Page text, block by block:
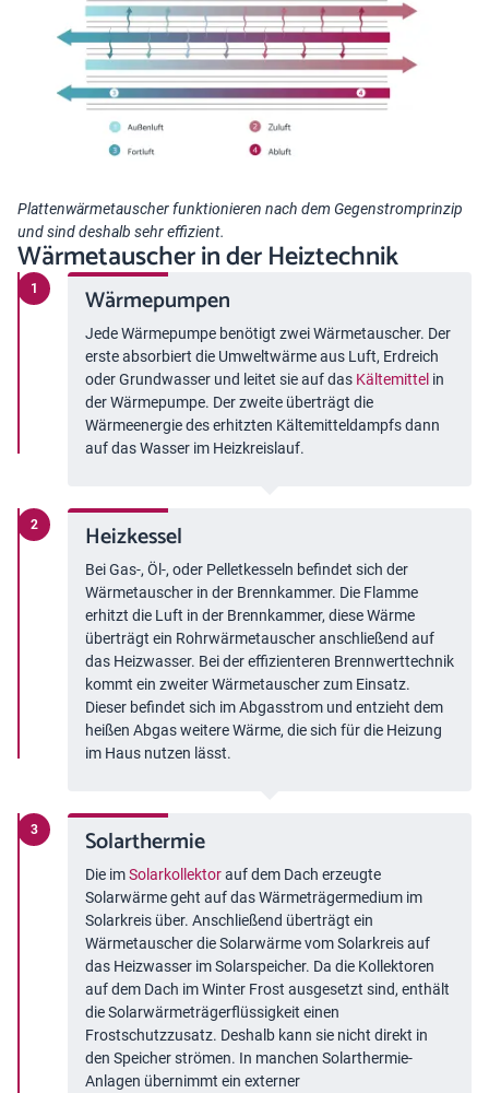
Plattenwärmetauscher funktionieren nach dem Gegenstromprinzip
und sind deshalb sehr effizient.
Wärmetauscher in der Heiztechnik
Wärmepumpen
Jede Wärmepumpe benötigt zwei Wärmetauscher. Der
erste absorbiert die Umweltwärme aus Luft, Erdreich
oder Grundwasser und leitet sie auf das Kältemittel in
der Wärmepumpe. Der zweite überträgt die
Wärmeenergie des erhitzten Kältemitteldampfs dann
auf das Wasser im Heizkreislauf.
Heizkessel
Bei Gas-, Öl-, oder Pelletkesseln befindet sich der
Wärmetauscher in der Brennkammer. Die Flamme
erhitzt die Luft in der Brennkammer, diese Wärme
überträgt ein Rohrwärmetauscher anschließend auf
das Heizwasser. Bei der effizienteren Brennwerttechnik
kommt ein zweiter Wärmetauscher zum Einsatz.
Dieser befindet sich im Abgasstrom und entzieht dem
heißen Abgas weitere Wärme, die sich für die Heizung
im Haus nutzen lässt.
Solarthermie
Die imSolarkollektorauf dem Dach erzeugte
Solarwärme geht auf das Wärmeträgermedium im
Solarkreis über. Anschließend überträgt ein
Wärmetauscher die Solarwärme vom Solarkreis auf
das Heizwasser im Solarspeicher. Da die Kollektoren
auf dem Dach im Winter Frost ausgesetzt sind, enthält
die Solarwärmeträgerflüssigkeit einen
Frostschutzzusatz. Deshalb kann sie nicht direkt in
den Speicher strömen. In manchen Solarthermie-
Anlagen übernimmt ein externer